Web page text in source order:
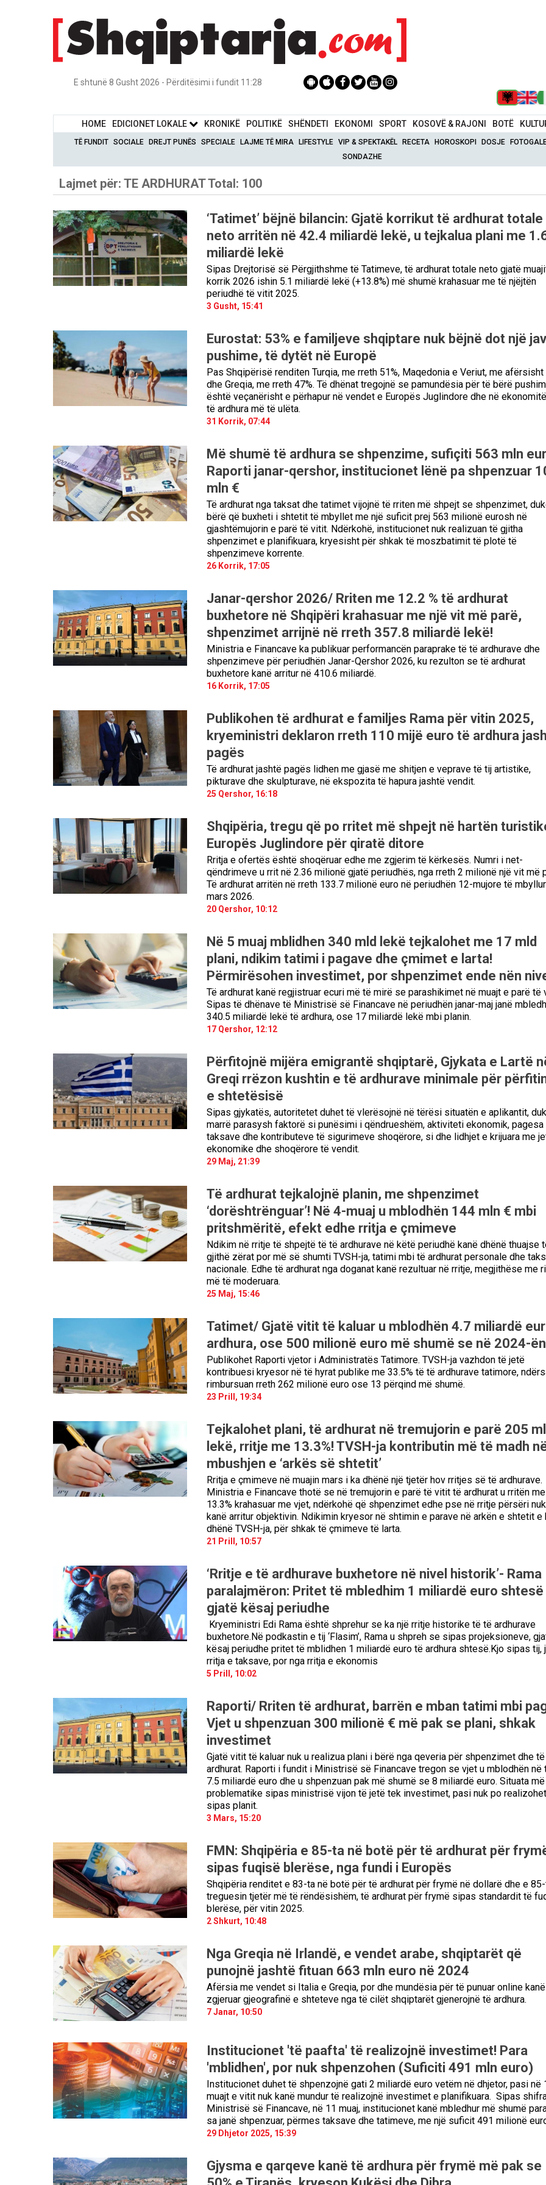
E shtunë 8 Gusht 2026 - Përditësimi i fundit 11:28
HOME EDICIONET LOKALE KRONIKË POLITIKË SHËNDETI EKONOMI SPORT KOSOVË & RAJONI BOTË
TË FUNDIT SOCIALE DREJT PUNËS SPECIALE LAJME TË MIRA LIFESTYLE VIP & SPEKTAKËL RECETA HOROSKOPI DOSJE
SONDAZHE
Lajmet për: TE ARDHURATTotal: 100
‘Tatimet’ bëjnë bilancin: Gjatë korrikut të ardhurat totale
neto arritën në 42.4 miliardë lekë, u tejkalua plani me
miliardë lekë
Sipas Drejtorisë së Përgjithshme të Tatimeve, të ardhurat totale neto gjatë
korrik 2026 ishin 5.1 miliardë lekë (+13.8%) më shumë krahasuar me të njëjtën
periudhë të vitit 2025.
3 Gusht, 15:41
Eurostat: 53% e familjeve shqiptare nuk bëjnë dot një
pushime, të dytët në Europë
Pas Shqipërisë renditen Turqia, me rreth 51%, Maqedonia e Veriut, me afërsisht
dhe Greqia, me rreth 47%. Të dhënat tregojnë se pamundësia për të bërë
është veçanërisht e përhapur në vendet e Europës Juglindore dhe në
të ardhura më të ulëta.
31 Korrik, 07:44
Më shumë të ardhura se shpenzime, sufiçiti 563 mln
Raporti janar-qershor, institucionet lënë pa shpenzuar
mln €
Të ardhurat nga taksat dhe tatimet vijojnë të rriten më shpejt se shpenzimet,
bërë që buxheti i shtetit të mbyllet me një suficit prej 563 milionë eurosh në
gjashtëmujorin e parë të vitit. Ndërkohë, institucionet nuk realizuan të gjitha
shpenzimet e planifikuara, kryesisht për shkak të moszbatimit të plotë të
shpenzimeve korrente.
26 Korrik, 17:05
Janar-qershor 2026/ Rriten me 12.2 % të ardhurat
buxhetore në Shqipëri krahasuar me një vit më parë,
shpenzimet arrijnë në rreth 357.8 miliardë lekë!
Ministria e Financave ka publikuar performancën paraprake të të ardhurave dhe
shpenzimeve për periudhën Janar-Qershor 2026, ku rezulton se të ardhurat
buxhetore kanë arritur në 410.6 miliardë.
16 Korrik, 17:05
Publikohen të ardhurat e familjes Rama për vitin 2025,
kryeministri deklaron rreth 110 mijë euro të ardhura
pagës
Të ardhurat jashtë pagës lidhen me gjasë me shitjen e veprave të tij artistike,
pikturave dhe skulpturave, në ekspozita të hapura jashtë vendit.
25 Qershor, 16:18
Shqipëria, tregu që po rritet më shpejt në hartën
Europës Juglindore për qiratë ditore
Rritja e ofertës është shoqëruar edhe me zgjerim të kërkesës. Numri i net-
qëndrimeve u rrit në 2.36 milionë gjatë periudhës, nga rreth 2 milionë një vit më
Të ardhurat arritën në rreth 133.7 milionë euro në periudhën 12-mujore të
mars 2026.
20 Qershor, 10:12
Në 5 muaj mblidhen 340 mld lekë tejkalohet me 17 mld
plani, ndikim tatimi i pagave dhe çmimet e larta!
Përmirësohen investimet, por shpenzimet ende nën
Të ardhurat kanë regjistruar ecuri më të mirë se parashikimet në muajt e parë të
Sipas të dhënave të Ministrisë së Financave në periudhën janar-maj janë
340.5 miliardë lekë të ardhura, ose 17 miliardë lekë mbi planin.
17 Qershor, 12:12
Përfitojnë mijëra emigrantë shqiptarë, Gjykata e Lartë
Greqi rrëzon kushtin e të ardhurave minimale për
e shtetësisë
Sipas gjykatës, autoritetet duhet të vlerësojnë në tërësi situatën e aplikantit,
marrë parasysh faktorë si punësimi i qëndrueshëm, aktiviteti ekonomik, pagesa
taksave dhe kontributeve të sigurimeve shoqërore, si dhe lidhjet e krijuara me
ekonomike dhe shoqërore të vendit.
29 Maj, 21:39
Të ardhurat tejkalojnë planin, me shpenzimet
‘dorështrënguar’! Në 4-muaj u mblodhën 144 mln € mbi
pritshmëritë, efekt edhe rritja e çmimeve
Ndikim në rritje të shpejtë të të ardhurave në këtë periudhë kanë dhënë thuajse
gjithë zërat por më së shumti TVSH-ja, tatimi mbi të ardhurat personale dhe
nacionale. Edhe të ardhurat nga doganat kanë rezultuar në rritje, megjithëse me
më të moderuara.
25 Maj, 15:46
Tatimet/ Gjatë vitit të kaluar u mblodhën 4.7 miliardë
ardhura, ose 500 milionë euro më shumë se në 2024-ën
Publikohet Raporti vjetor i Administratës Tatimore. TVSH-ja vazhdon të jetë
kontribuesi kryesor në të hyrat publike me 33.5% të të ardhurave tatimore,
rimbursuan rreth 262 milionë euro ose 13 përqind më shumë.
23 Prill, 19:34
Tejkalohet plani, të ardhurat në tremujorin e parë 205
lekë, rritje me 13.3%! TVSH-ja kontributin më të madh
mbushjen e ‘arkës së shtetit’
Rritja e çmimeve në muajin mars i ka dhënë një tjetër hov rritjes së të ardhurave.
Ministria e Financave thotë se në tremujorin e parë të vitit të ardhurat u rritën me
13.3% krahasuar me vjet, ndërkohë që shpenzimet edhe pse në rritje përsëri
kanë arritur objektivin. Ndikimin kryesor në shtimin e parave në arkën e shtetit e
dhënë TVSH-ja, për shkak të çmimeve të larta.
21 Prill, 10:57
‘Rritje e të ardhurave buxhetore në nivel historik’- Rama
paralajmëron: Pritet të mbledhim 1 miliardë euro shtesë
gjatë kësaj periudhe
Kryeministri Edi Rama është shprehur se ka një rritje historike të të ardhurave
buxhetore.Në podkastin e tij ‘Flasim’, Rama u shpreh se sipas projeksioneve,
kësaj periudhe pritet të mblidhen 1 miliardë euro të ardhura shtesë.Kjo sipas tij,
rritja e taksave, por nga rritja e ekonomis
5 Prill, 10:02
Raporti/ Rriten të ardhurat, barrën e mban tatimi mbi
Vjet u shpenzuan 300 milionë € më pak se plani, shkak
investimet
Gjatë vitit të kaluar nuk u realizua plani i bërë nga qeveria për shpenzimet dhe të
ardhurat. Raporti i fundit i Ministrisë së Financave tregon se vjet u mblodhën në
7.5 miliardë euro dhe u shpenzuan pak më shumë se 8 miliardë euro. Situata më
problematike sipas ministrisë vijon të jetë tek investimet, pasi nuk po realizohet
sipas planit.
3 Mars, 15:20
FMN: Shqipëria e 85-ta në botë për të ardhurat për
sipas fuqisë blerëse, nga fundi i Europës
Shqipëria renditet e 83-ta në botë për të ardhurat për frymë në dollarë dhe e
treguesin tjetër më të rëndësishëm, të ardhurat për frymë sipas standardit të
blerëse, për vitin 2025.
2 Shkurt, 10:48
Nga Greqia në Irlandë, e vendet arabe, shqiptarët që
punojnë jashtë fituan 663 mln euro në 2024
Afërsia me vendet si Italia e Greqia, por dhe mundësia për të punuar online kanë
zgjeruar gjeografinë e shteteve nga të cilët shqiptarët gjenerojnë të ardhura.
7 Janar, 10:50
Institucionet 'të paafta' të realizojnë investimet! Para
'mblidhen', por nuk shpenzohen (Suficiti 491 mln euro)
Institucionet duhet të shpenzojnë gati 2 miliardë euro vetëm në dhjetor, pasi në
muajt e vitit nuk kanë mundur të realizojnë investimet e planifikuara. Sipas
Ministrisë së Financave, në 11 muaj, institucionet kanë mbledhur më shumë
sa janë shpenzuar, përmes taksave dhe tatimeve, me një suficit 491 milionë
29 Dhjetor 2025, 15:39
Gjysma e qarqeve kanë të ardhura për frymë më pak se